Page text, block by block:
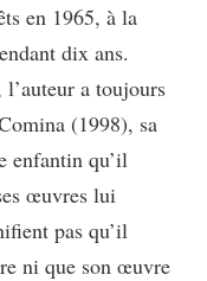
en 1965, à la
dix ans.
l’auteur a toujours
(1998), sa
enfantin qu’il
œuvres lui
pas qu’il
ni que son œuvre